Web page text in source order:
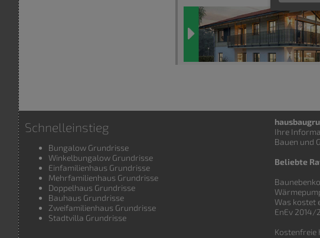
Schnelleinstieg
Bungalow Grundrisse
Winkelbungalow Grundrisse
Einfamilienhaus Grundrisse
Mehrfamilienhaus Grundrisse
Doppelhaus Grundrisse
Bauhaus Grundrisse
Zweifamilienhaus Grundrisse
Stadtvilla Grundrisse
Ihre
Bauen und
Beliebte
Was kostet
EnEv 2014/
Kostenfreie